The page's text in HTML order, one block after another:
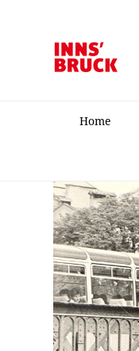
Home